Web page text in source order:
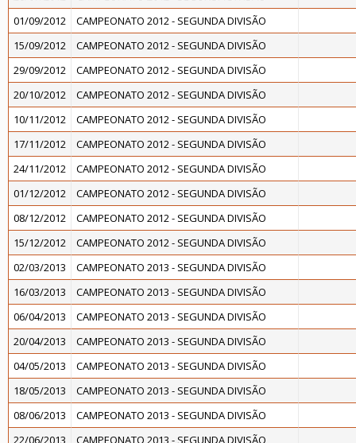
01/09/2012
CAMPEONATO 2012 - SEGUNDA DIVISÃO
15/09/2012
CAMPEONATO 2012 - SEGUNDA DIVISÃO
29/09/2012
CAMPEONATO 2012 - SEGUNDA DIVISÃO
20/10/2012
CAMPEONATO 2012 - SEGUNDA DIVISÃO
10/11/2012
CAMPEONATO 2012 - SEGUNDA DIVISÃO
17/11/2012
CAMPEONATO 2012 - SEGUNDA DIVISÃO
24/11/2012
CAMPEONATO 2012 - SEGUNDA DIVISÃO
01/12/2012
CAMPEONATO 2012 - SEGUNDA DIVISÃO
08/12/2012
CAMPEONATO 2012 - SEGUNDA DIVISÃO
15/12/2012
CAMPEONATO 2012 - SEGUNDA DIVISÃO
02/03/2013
CAMPEONATO 2013 - SEGUNDA DIVISÃO
16/03/2013
CAMPEONATO 2013 - SEGUNDA DIVISÃO
06/04/2013
CAMPEONATO 2013 - SEGUNDA DIVISÃO
20/04/2013
CAMPEONATO 2013 - SEGUNDA DIVISÃO
04/05/2013
CAMPEONATO 2013 - SEGUNDA DIVISÃO
18/05/2013
CAMPEONATO 2013 - SEGUNDA DIVISÃO
08/06/2013
CAMPEONATO 2013 - SEGUNDA DIVISÃO
22/06/2013
CAMPEONATO 2013 - SEGUNDA DIVISÃO